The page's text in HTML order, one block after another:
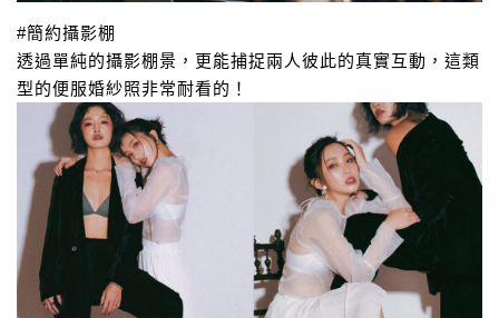
#簡約攝影棚
透過單純的攝影棚景，更能捕捉兩人彼此的真實互動， 這類
型的便服婚紗照非常耐看的！